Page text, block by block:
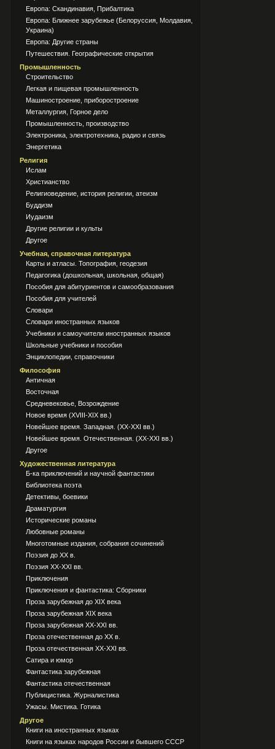
Европа: Скандинавия, Прибалтика
Европа: Ближнее зарубежье (Белоруссия, Молдавия,
Украина)
Европа: Другие страны
Путешествия. Географические открытия
Промышленность
Строительство
Легкая и пищевая промышленность
Машиностроение, приборостроение
Металлургия, Горное дело
Промышленность, производство
Электроника, электротехника, радио и связь
Энергетика
Религия
Ислам
Христианство
Религиоведение, история религии, атеизм
Буддизм
Иудаизм
Другие религии и культы
Другое
Учебная, справочная литература
Карты и атласы. Топография, геодезия
Педагогика (дошкольная, школьная, общая)
Пособия для абитуриентов и самообразования
Пособия для учителей
Словари
Словари иностранных языков
Учебники и самоучители иностранных языков
Школьные учебники и пособия
Энциклопедии, справочники
Философия
Античная
Восточная
Средневековье, Возрождение
Новое время (XVIII-XIX вв.)
Новейшее время. Западная. (XX-XXI вв.)
Новейшее время. Отечественная. (XX-XXI вв.)
Другое
Художественная литература
Б-ка приключений и научной фантастики
Библиотека поэта
Детективы, боевики
Драматургия
Исторические романы
Любовные романы
Многотомные издания, собрания сочинений
Поэзия до XX в.
Поэзия XX-XXI вв.
Приключения
Приключения и фантастика: Сборники
Проза зарубежная до XIX века
Проза зарубежная XIX века
Проза зарубежная XX-XXI вв.
Проза отечественная до XX в.
Проза отечественная XX-XXI вв.
Сатира и юмор
Фантастика зарубежная
Фантастика отечественная
Публицистика. Журналистика
Ужасы. Мистика. Готика
Другое
Книги на иностранных языках
Книги на языках народов России и бывшего СССР